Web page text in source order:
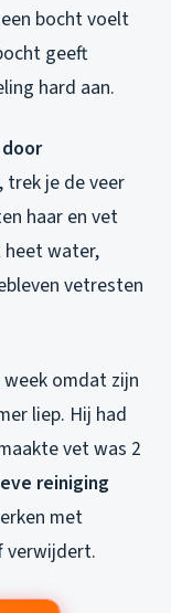
bocht voelt
geeft
hard aan.
trek je de veer
haar en vet
heet water,
vetresten
omdat zijn
liep. Hij had
vet was 2
reiniging
met
verwijdert.